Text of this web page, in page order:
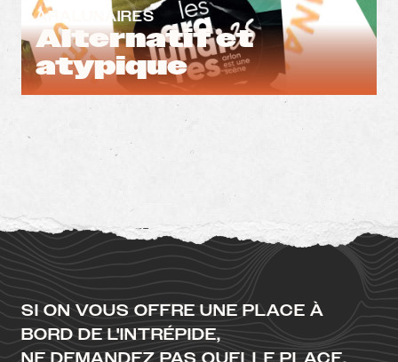
ARALUNAIRES
Alternatif et
atypique
SI ON VOUS OFFRE UNE PLACE À
BORD DE L'INTRÉPIDE,